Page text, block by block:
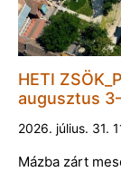
HETI
augusztus
2026. július. 31.
Mázba zárt